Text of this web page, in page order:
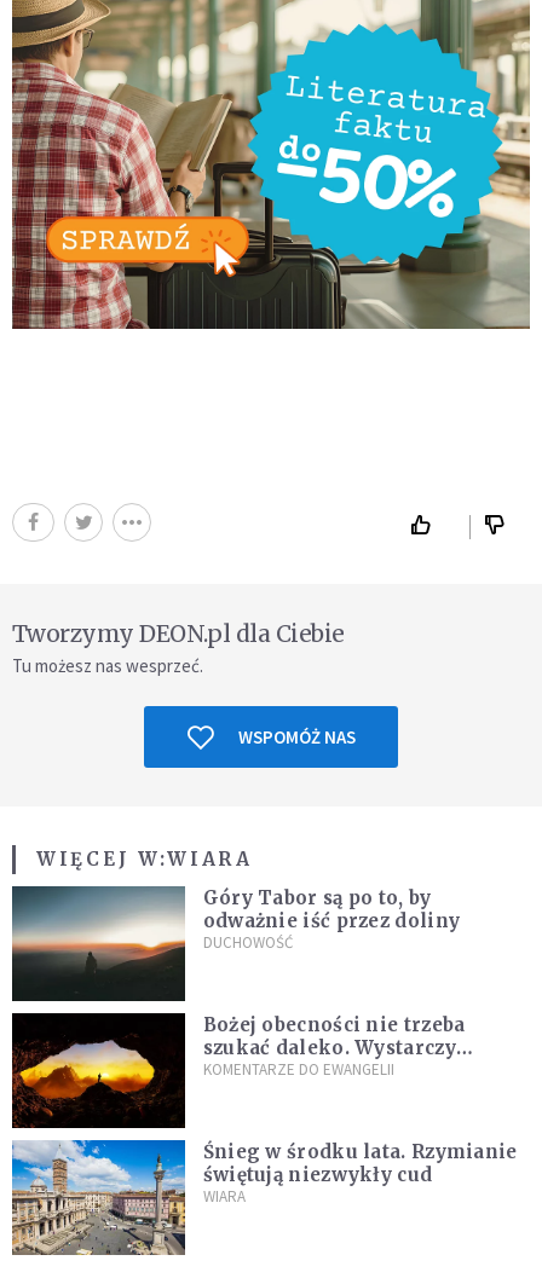
Tworzymy DEON.pl dla Ciebie
Tu możesz nas wesprzeć.
WSPOMÓŻ NAS
WIĘCEJ W:WIARA
Góry Tabor są po to, by
odważnie iść przez doliny
DUCHOWOŚĆ
Bożej obecności nie trzeba
szukać daleko. Wystarczy
nauczyć się słuchać
KOMENTARZE DO EWANGELII
Śnieg w środku lata. Rzymianie
świętują niezwykły cud
WIARA